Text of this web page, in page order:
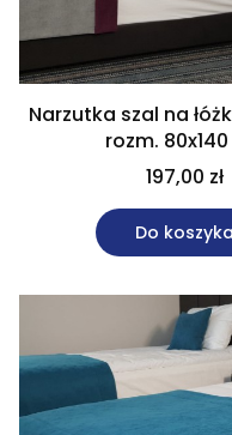
Narzutka szal na
rozm.
197,00 zł
Do koszyka